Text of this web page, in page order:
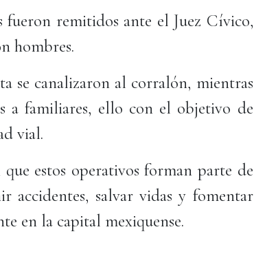
fueron remitidos ante el Juez Cívico,
hombres.
se canalizaron al corralón, mientras
a familiares, ello con el objetivo de
vial.
estos operativos forman parte de
accidentes, salvar vidas y fomentar
en la capital mexiquense.